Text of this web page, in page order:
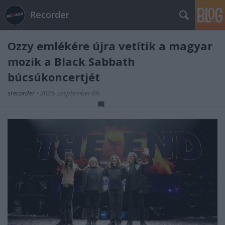
Recorder
Ozzy emlékére újra vetítik a magyar
mozik a Black Sabbath
búcsúkoncertjét
srecorder • 2025. szeptember 09.